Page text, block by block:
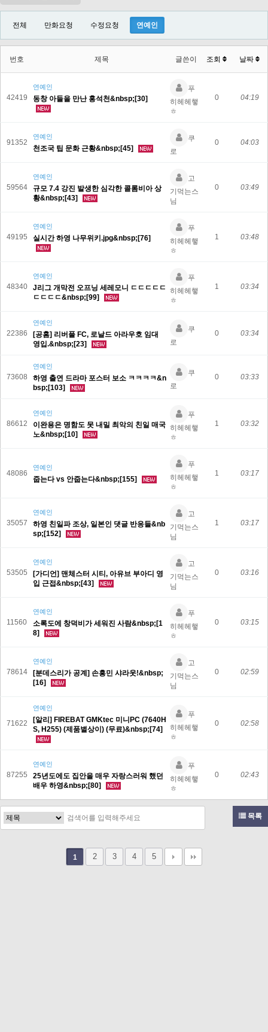
전체 만화요청 수정요청 연예인
번호 제목 글쓴이 조회 날짜
42419
연예인
동창 아들을 만난 홍석천&nbsp;[30]
푸
히헤헤햏
ㅎ
0 04:19
91352
연예인
천조국 팁 문화 근황&nbsp;[45]
쿠
로
0 04:03
59564
연예인
규모 7.4 강진 발생한 심각한 콜롬비아 상
황&nbsp;[43]
고
기먹는스
님
0 03:49
49195
연예인
실시간 하영 나무위키.jpg&nbsp;[76]
푸
히헤헤햏
ㅎ
1 03:48
48340
연예인
J리그 개막전 오프닝 세레모니 ㄷㄷㄷㄷㄷ
ㄷㄷㄷㄷ&nbsp;[99]
푸
히헤헤햏
ㅎ
1 03:34
22386
연예인
[공홈] 리버풀 FC, 로날드 아라우호 임대
영입.&nbsp;[23]
쿠
로
0 03:34
73608
연예인
하영 출연 드라마 포스터 보소 ㅋㅋㅋㅋ&n
bsp;[103]
쿠
로
0 03:33
86612
연예인
이완용은 명함도 못 내밀 최악의 친일 매국
노&nbsp;[10]
푸
히헤헤햏
ㅎ
1 03:32
48086
연예인
줍는다 vs 안줍는다&nbsp;[155]
푸
히헤헤햏
ㅎ
1 03:17
35057
연예인
하영 친일파 조상, 일본인 댓글 반응들&nb
sp;[152]
고
기먹는스
님
1 03:17
53505
연예인
[가디언] 맨체스터 시티, 아유브 부아디 영
입 근접&nbsp;[43]
고
기먹는스
님
0 03:16
11560
연예인
소록도에 창덕비가 세워진 사람&nbsp;[1
8]
푸
히헤헤햏
ㅎ
0 03:15
78614
연예인
[분데스리가 공계] 손흥민 샤라웃!&nbsp;
[16]
고
기먹는스
님
0 02:59
71622
연예인
[알리] FIREBAT GMKtec 미니PC (7640H
S, H255) (제품별상이) (무료)&nbsp;[74]
푸
히헤헤햏
ㅎ
0 02:58
87255
연예인
25년도에도 집안을 매우 자랑스러워 했던
배우 하영&nbsp;[80]
푸
히헤헤햏
ㅎ
0 02:43
목록
1 2 3 4 5